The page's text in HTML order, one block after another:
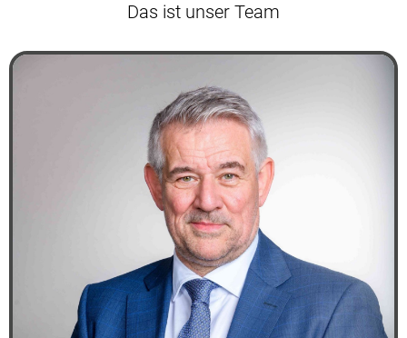
Das ist unser Team